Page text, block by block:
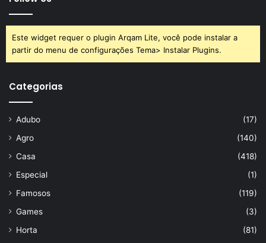
Este widget requer o plugin Arqam Lite, você pode instalar a
partir do menu de configurações Tema> Instalar Plugins.
Categorias
Adubo
(17)
Agro
(140)
Casa
(418)
Especial
(1)
Famosos
(119)
Games
(3)
Horta
(81)